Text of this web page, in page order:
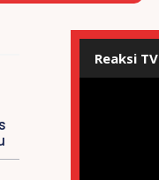
Reaksi TV